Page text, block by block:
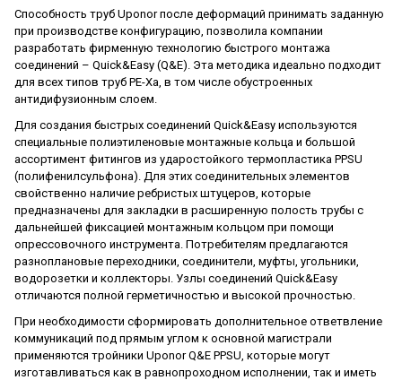
Способность труб Uponor после деформаций принимать заданную
при производстве конфигурацию, позволила компании
разработать фирменную технологию быстрого монтажа
соединений – Quick&Easy (Q&E). Эта методика идеально подходит
для всех типов труб PE-Xa, в том числе обустроенных
антидифузионным слоем.
Для создания быстрых соединений Quick&Easy используются
специальные полиэтиленовые монтажные кольца и большой
ассортимент фитингов из ударостойкого термопластика PPSU
(полифенилсульфона). Для этих соединительных элементов
свойственно наличие ребристых штуцеров, которые
предназначены для закладки в расширенную полость трубы с
дальнейшей фиксацией монтажным кольцом при помощи
опрессовочного инструмента. Потребителям предлагаются
разноплановые переходники, соединители, муфты, угольники,
водорозетки и коллекторы. Узлы соединений Quick&Easy
отличаются полной герметичностью и высокой прочностью.
При необходимости сформировать дополнительное ответвление
коммуникаций под прямым углом к основной магистрали
применяются тройники Uponor Q&E PPSU, которые могут
изготавливаться как в равнопроходном исполнении, так и иметь